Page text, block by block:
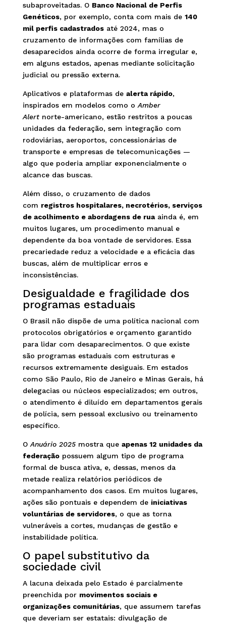
subaproveitadas. O Banco Nacional de Perfis
Genéticos, por exemplo, conta com mais de 140
mil perfis cadastradosaté 2024, mas o
cruzamento de informações com famílias de
desaparecidos ainda ocorre de forma irregular e,
em alguns estados, apenas mediante solicitação
judicial ou pressão externa.
Aplicativos e plataformas de alerta rápido,
inspirados em modelos como o Amber
Alertnorte-americano, estão restritos a poucas
unidades da federação, sem integração com
rodoviárias, aeroportos, concessionárias de
transporte e empresas de telecomunicações —
algo que poderia ampliar exponencialmente o
alcance das buscas.
Além disso, o cruzamento de dados
com registros hospitalares, necrotérios, serviços
de acolhimento e abordagens de ruaainda é, em
muitos lugares, um procedimento manual e
dependente da boa vontade de servidores. Essa
precariedade reduz a velocidade e a eficácia das
buscas, além de multiplicar erros e
inconsistências.
Desigualdade e fragilidade dos
programas estaduais
O Brasil não dispõe de uma política nacional com
protocolos obrigatórios e orçamento garantido
para lidar com desaparecimentos. O que existe
são programas estaduais com estruturas e
recursos extremamente desiguais. Em estados
como São Paulo, Rio de Janeiro e Minas Gerais, há
delegacias ou núcleos especializados; em outros,
o atendimento é diluído em departamentos gerais
de polícia, sem pessoal exclusivo ou treinamento
específico.
O Anuário 2025mostra que apenas 12 unidades da
federaçãopossuem algum tipo de programa
formal de busca ativa, e, dessas, menos da
metade realiza relatórios periódicos de
acompanhamento dos casos. Em muitos lugares,
ações são pontuais e dependem de iniciativas
voluntárias de servidores, o que as torna
vulneráveis a cortes, mudanças de gestão e
instabilidade política.
O papel substitutivo da
sociedade civil
A lacuna deixada pelo Estado é parcialmente
preenchida por movimentos sociais e
organizações comunitárias, que assumem tarefas
que deveriam ser estatais: divulgação de